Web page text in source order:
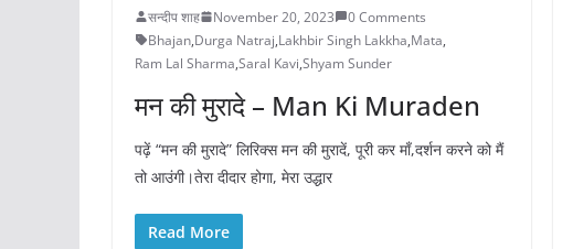
सन्दीप शाह November 20, 2023
0 Comments
Bhajan,Durga Natraj,Lakhbir Singh Lakkha,Mata,
Ram Lal Sharma,Saral Kavi,Shyam Sunder
मन की मुरादे – Man Ki Muraden
पढ़ें “मन की मुरादे” लिरिक्स मन की मुरादें, पूरी कर माँ,दर्शन करने को मैं
तो आउंगी।तेरा दीदार होगा, मेरा उद्धार
Read More